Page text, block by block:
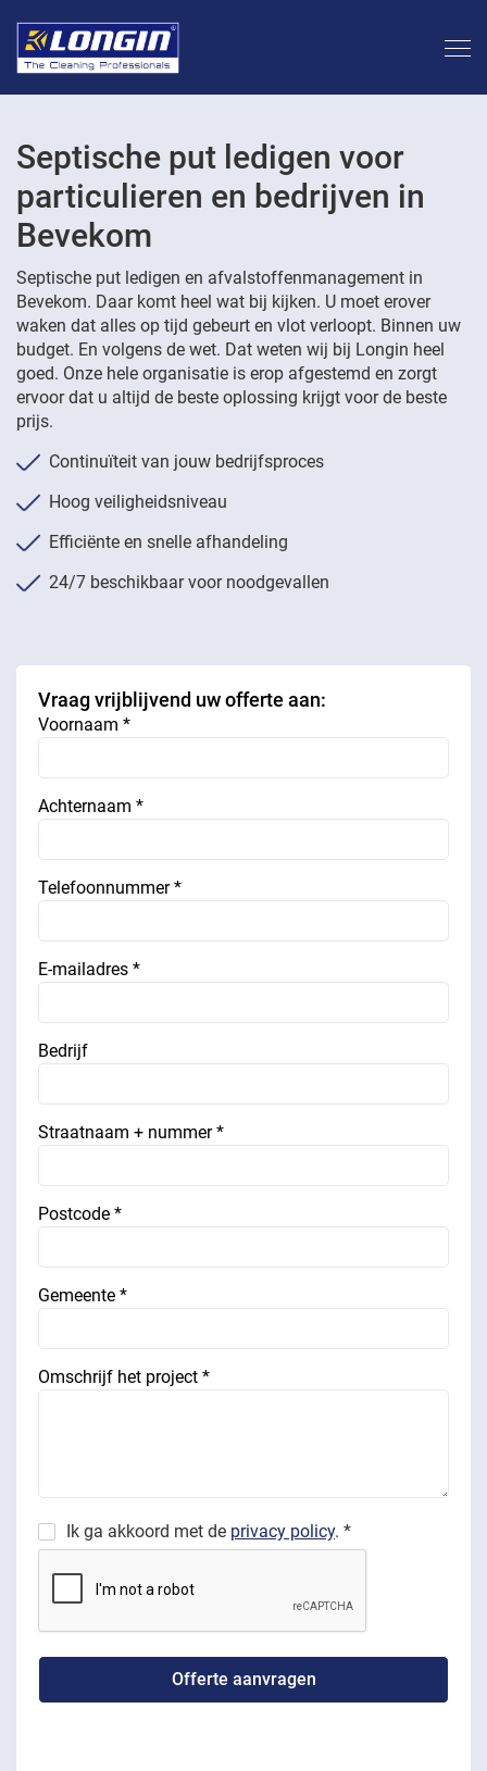
Septische put ledigen voor
particulieren en bedrijven in
Bevekom
Septische put ledigen en afvalstoffenmanagement in
Bevekom. Daar komt heel wat bij kijken. U moet erover
waken dat alles op tijd gebeurt en vlot verloopt. Binnen uw
budget. En volgens de wet. Dat weten wij bij Longin heel
goed. Onze hele organisatie is erop afgestemd en zorgt
ervoor dat u altijd de beste oplossing krijgt voor de beste
prijs.
Continuïteit van jouw bedrijfsproces
Hoog veiligheidsniveau
Efficiënte en snelle afhandeling
24/7 beschikbaar voor noodgevallen
Vraag vrijblijvend uw offerte aan:
Voornaam *
Achternaam *
Telefoonnummer *
E-mailadres *
Bedrijf
Straatnaam + nummer *
Postcode *
Gemeente *
Omschrijf het project *
Ik ga akkoord met de privacy policy. *